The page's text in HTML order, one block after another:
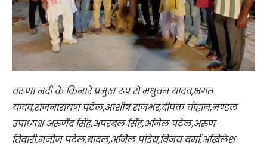
वरूणा नदी के किनारे प्रमुख रूप से मधुवन यादव,भगत
यादव,राजनारायण पटेल,आशीष राजभर,दीपक चौहान,मण्डल
उपाध्यक्ष अरुणेंद्र सिंह,अपरबल सिंह,अनिल पटेल,अरुण
तिवारी,मनोज पटेल,बादल,अनिल पांडेय,विनय वर्मा,अखिलेश